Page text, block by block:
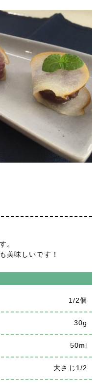
。
美味しいです！
1/2個
30g
50ml
大さじ1/2